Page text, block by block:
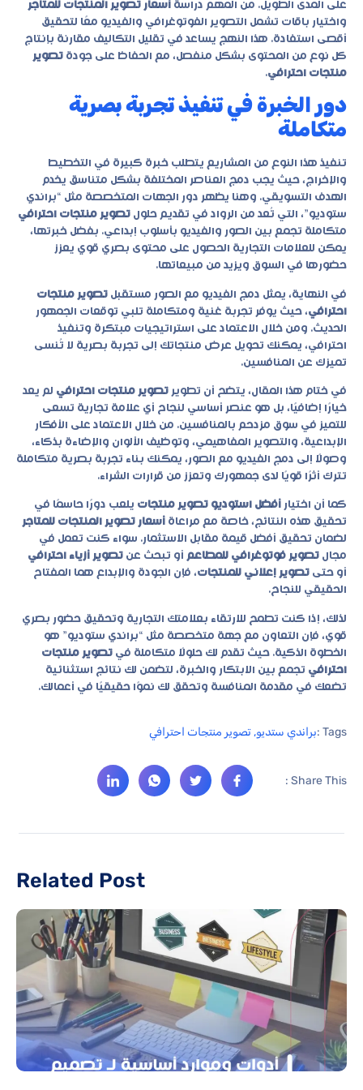
على المدى الطويل. من المهم دراسة أسعار تصوير المنتجات للمتاجر
واختيار باقات تشمل التصوير الفوتوغرافي والفيديو معًا لتحقيق
أقصى استفادة. هذا النهج يساعد في تقليل التكاليف مقارنة بإنتاج
كل نوع من المحتوى بشكل منفصل، مع الحفاظ على جودة تصوير
منتجات احترافي.
دور الخبرة في تنفيذ تجربة بصرية
متكاملة
تنفيذ هذا النوع من المشاريع يتطلب خبرة كبيرة في التخطيط
والإخراج، حيث يجب دمج العناصر المختلفة بشكل متناسق يخدم
الهدف التسويقي. وهنا يظهر دور الجهات المتخصصة مثل “براندي
ستوديو”، التي تُعد من الرواد في تقديم حلول تصوير منتجات احترافي
متكاملة تجمع بين الصور والفيديو بأسلوب إبداعي. بفضل خبرتها،
يمكن للعلامات التجارية الحصول على محتوى بصري قوي يعزز
حضورها في السوق ويزيد من مبيعاتها.
في النهاية، يمثل دمج الفيديو مع الصور مستقبل تصوير منتجات
احترافي، حيث يوفر تجربة غنية ومتكاملة تلبي توقعات الجمهور
الحديث. ومن خلال الاعتماد على استراتيجيات مبتكرة وتنفيذ
احترافي، يمكنك تحويل عرض منتجاتك إلى تجربة بصرية لا تُنسى
تميزك عن المنافسين.
في ختام هذا المقال، يتضح أن تطوير تصوير منتجات احترافي لم يعد
خيارًا إضافيًا، بل هو عنصر أساسي لنجاح أي علامة تجارية تسعى
للتميز في سوق مزدحم بالمنافسين. من خلال الاعتماد على الأفكار
الإبداعية، والتصوير المفاهيمي، وتوظيف الألوان والإضاءة بذكاء،
وصولًا إلى دمج الفيديو مع الصور، يمكنك بناء تجربة بصرية متكاملة
تترك أثرًا قويًا لدى جمهورك وتعزز من قرارات الشراء.
كما أن اختيار أفضل استوديو تصوير منتجات يلعب دورًا حاسمًا في
تحقيق هذه النتائج، خاصة مع مراعاة أسعار تصوير المنتجات للمتاجر
لضمان تحقيق أفضل قيمة مقابل الاستثمار. سواء كنت تعمل في
مجال تصوير فوتوغرافي للمطاعم أو تبحث عن تصوير أزياء احترافي
أو حتى تصوير إعلاني للمنتجات، فإن الجودة والإبداع هما المفتاح
الحقيقي للنجاح.
لذلك، إذا كنت تطمح للارتقاء بعلامتك التجارية وتحقيق حضور بصري
قوي، فإن التعاون مع جهة متخصصة مثل “براندي ستوديو” هو
الخطوة الذكية. حيث تقدم لك حلولًا متكاملة في تصوير منتجات
احترافي تجمع بين الابتكار والخبرة، لتضمن لك نتائج استثنائية
تضعك في مقدمة المنافسة وتحقق لك نموًا حقيقيًا في أعمالك.
Tags : براندي ستديو, تصوير منتجات احترافي
Share This :
Related Post